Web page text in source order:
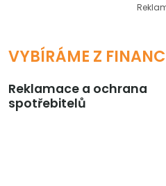
VYBÍRÁME Z
Reklamace a ochrana
spotřebitelů